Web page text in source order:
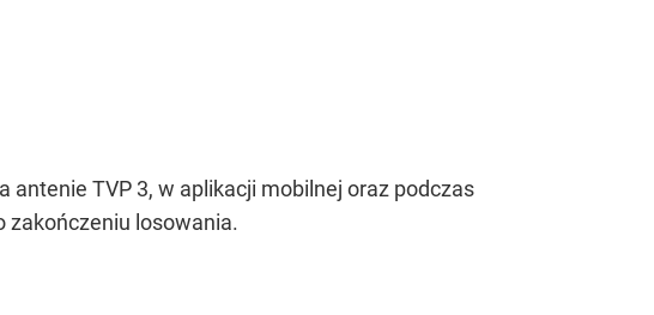
antenie TVP 3, w aplikacji mobilnej oraz podczas
zakończeniu losowania.